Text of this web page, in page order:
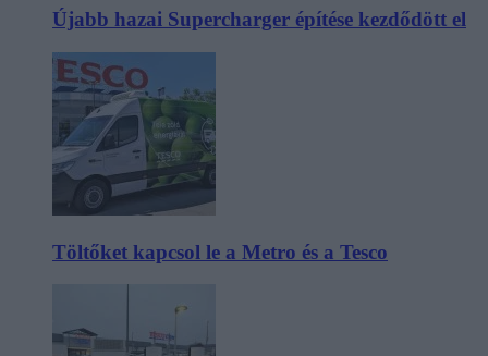
Újabb hazai Supercharger építése kezdődött el
Töltőket kapcsol le a Metro és a Tesco